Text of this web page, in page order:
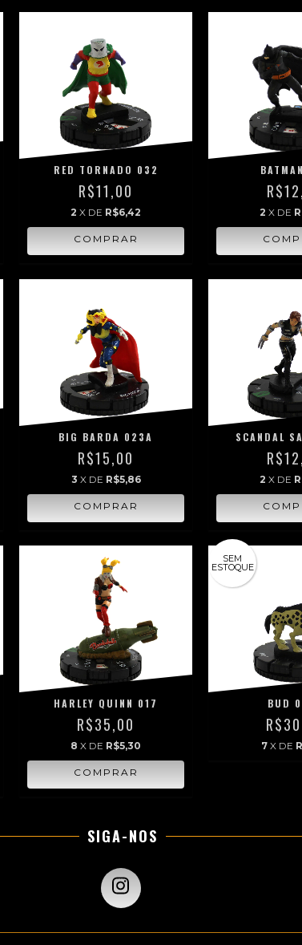
RED TORNADO 032
R$11,00
2 X DE R$6,42 2 X DE
BIG BARDA 023A
R$15,00
3 X DE R$5,86
SCANDAL
2 X DE
HARLEY QUINN 017
R$35,00
8 X DE R$5,30
SEM
ESTOQUE
BUD
7 X DE
SIGA-NOS